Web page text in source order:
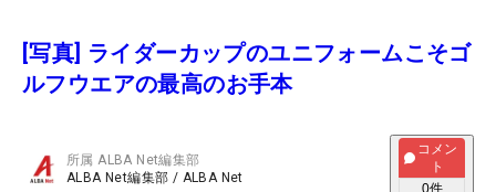
[写真] ライダーカップのユニフォームこそゴ
ルフウエアの最高のお手本
所属ALBA Net編集部
ALBA Net編集部 / ALBA Net
コメン
ト
0件